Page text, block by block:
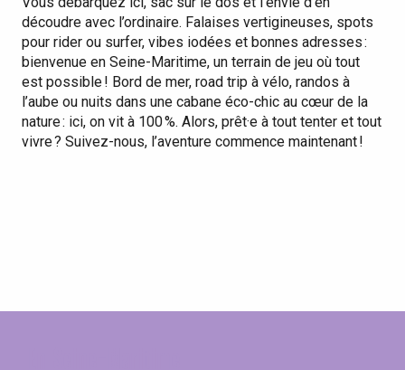
découdre avec l’ordinaire. Falaises vertigineuses, spots
pour rider ou surfer, vibes iodées et bonnes adresses :
bienvenue en Seine-Maritime, un terrain de jeu où tout
est possible ! Bord de mer, road trip à vélo, randos à
l’aube ou nuits dans une cabane éco-chic au cœur de la
nature : ici, on vit à 100 %. Alors, prêt·e à tout tenter et tout
vivre ? Suivez-nous, l’aventure commence maintenant !